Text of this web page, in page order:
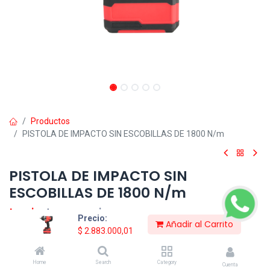
Precio:
$ 2.883.000,01
Añadir al Carrito
Home Search Category Cuenta
Productos
PISTOLA DE IMPACTO SIN ESCOBILLAS DE 1800 N/m
PISTOLA DE IMPACTO SIN
ESCOBILLAS DE 1800 N/m
Loginto see price
Consultar Precio